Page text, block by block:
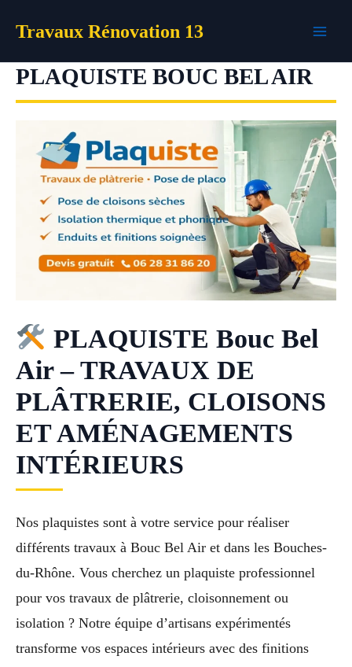
Travaux Rénovation 13
PLAQUISTE BOUC BEL AIR
PLAQUISTE Bouc Bel
Air – TRAVAUX DE
PLÂTRERIE, CLOISONS
ET AMÉNAGEMENTS
INTÉRIEURS
Nos plaquistes sont à votre service pour réaliser
différents travaux à Bouc Bel Air et dans les Bouches-
du-Rhône. Vous cherchez un plaquiste professionnel
pour vos travaux de plâtrerie, cloisonnement ou
isolation ? Notre équipe d’artisans expérimentés
transforme vos espaces intérieurs avec des finitions